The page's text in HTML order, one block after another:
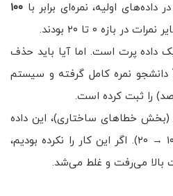
در داده‌های اولیه، نمره‌ای برابر با ۱۰۰
بازه ۰ تا ۲۰ بودند.
داده پرت است. اما آیا باید حذف
دانشجو نمره کامل گرفته و سیستم
(بخش خطاهای ساختاری)، این داده
کردیم (۱۰۰ → ۲۰). اگر این کار را نکرده بودیم،
بالا می‌رفت و غلط می‌شد.